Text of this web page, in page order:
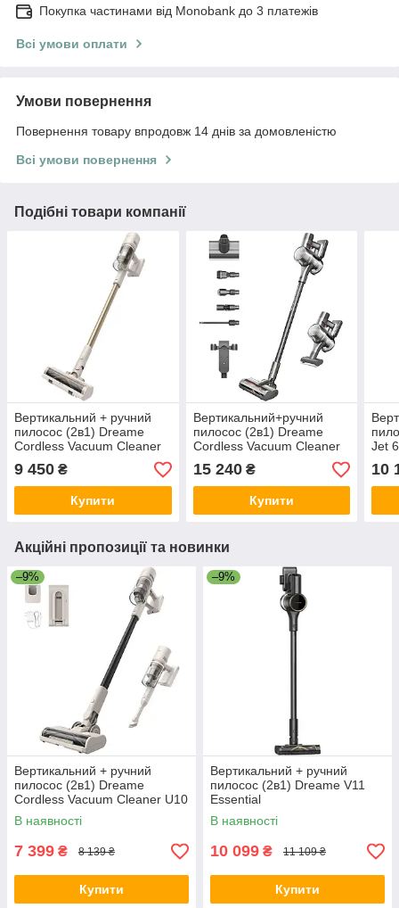
Покупка частинами від Monobank до 3 платежів
Всі умови оплати
Умови повернення
Повернення товару впродовж 14 днів за домовленістю
Всі умови повернення
Подібні товари компанії
Вертикальний + ручний
пилосос (2в1) Dreame
Cordless Vacuum Cleaner
U20 (VPV11A)
9 450 ₴
Купити
Вертикальний+ручний
пилосос (2в1) Dreame
Cordless Vacuum Cleaner
T30
15 240₴
Купити
Jet
10
Акційні пропозиції та новинки
–9%
Вертикальний + ручний
пилосос (2в1) Dreame
Cordless Vacuum Cleaner U10
(VPV20A)
В наявності
7 399 ₴ 8 139 ₴
Купити
–9%
Вертикальний + ручний
пилосос (2в1) Dreame V11
Essential
В наявності
10 099 ₴ 11 109 ₴
Купити